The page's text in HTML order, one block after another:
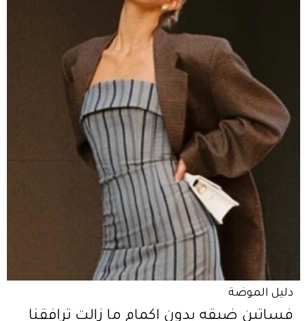
دليل الموضة
فساتين ضيقه بدون اكمام ما زالت ترافقنا